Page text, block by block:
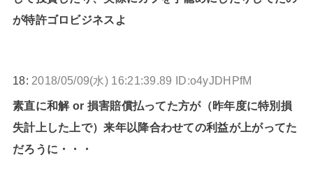
が特許ゴロビジネスよ
18: 2018/05/09(水) 16:21:39.89 ID:o4yJDHPfM
素直に和解 or 損害賠償払ってた方が（昨年度に特別損
失計上した上で）来年以降合わせての利益が上がってた
だろうに・・・